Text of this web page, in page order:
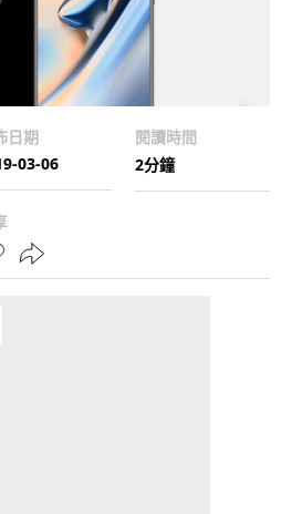
日期
03-06
閱讀時間
2分鐘